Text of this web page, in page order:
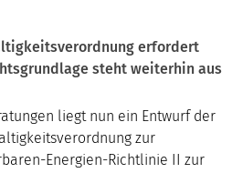
erfordert
steht weiterhin aus
liegt nun ein Entwurf der
zur
Energien-Richtlinie II zur